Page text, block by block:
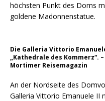
höchsten Punkt des Doms
goldene Madonnenstatue.
Die Galleria Vittorio
„Kathedrale des Kommerz“.
Mortimer Reisemagazin
An der Nordseite des
Galleria Vittorio Emanuele II